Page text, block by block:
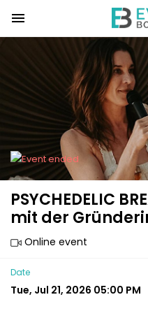
PSYCHEDELIC
mit der
Online event
Date
Tue, Jul 21, 2026 05:00 PM